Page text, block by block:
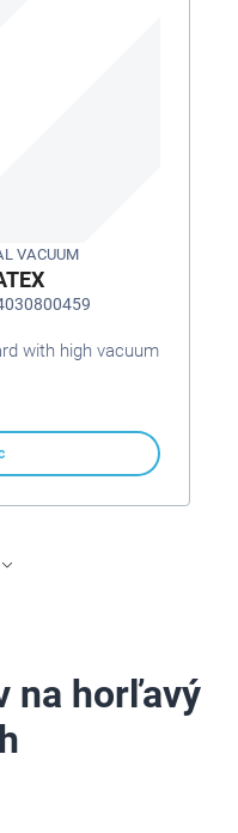
VACUUM
with high vacuum
na horľavý